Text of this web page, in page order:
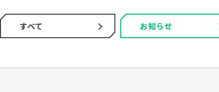
すべて お知らせ